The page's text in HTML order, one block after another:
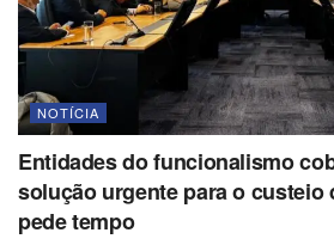
NOTÍCIA
Entidades do funcionalismo
solução urgente para o custeio
pede tempo